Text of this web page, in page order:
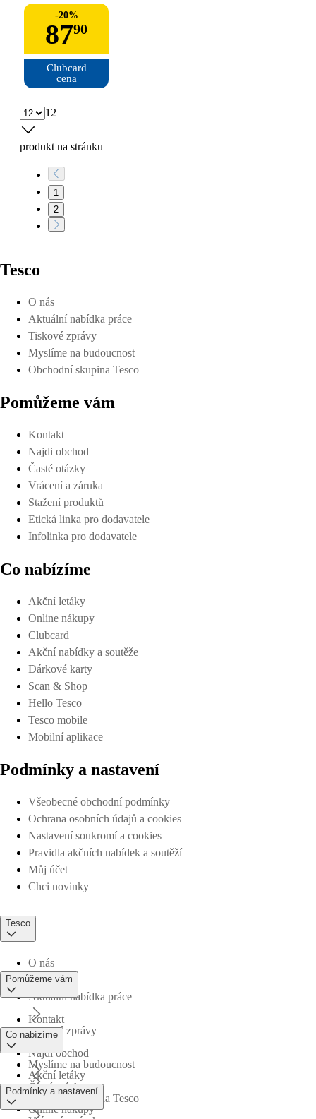
-20%
8790
Clubcard
cena
12
produkt na stránku
1
2
Tesco
O nás
Aktuální nabídka práce
Tiskové zprávy
Myslíme na budoucnost
Obchodní skupina Tesco
Pomůžeme vám
Kontakt
Najdi obchod
Časté otázky
Vrácení a záruka
Stažení produktů
Etická linka pro dodavatele
Infolinka pro dodavatele
Co nabízíme
Akční letáky
Online nákupy
Clubcard
Akční nabídky a soutěže
Dárkové karty
Scan & Shop
Hello Tesco
Tesco mobile
Mobilní aplikace
Podmínky a nastavení
Všeobecné obchodní podmínky
Ochrana osobních údajů a cookies
Nastavení soukromí a cookies
Pravidla akčních nabídek a soutěží
Můj účet
Chci novinky
Tesco
O nás
Aktuální nabídka práce
Tiskové zprávy
Myslíme na budoucnost
Obchodní skupina Tesco
Pomůžeme vám
Kontakt
Najdi obchod
Časté otázky
Co nabízíme
Akční letáky
Online nákupy
Podmínky a nastavení